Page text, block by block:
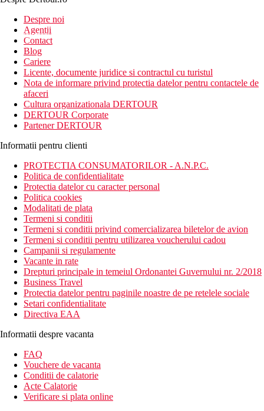
newsletter!
Despre noi
Agentii
Contact
Blog
Cariere
Licente, documente juridice si contractul cu turistul
Nota de informare privind protectia datelor pentru contactele de
afaceri
Cultura organizationala DERTOUR
DERTOUR Corporate
Partener DERTOUR
Informatii pentru clienti
PROTECTIA CONSUMATORILOR - A.N.P.C.
Politica de confidentialitate
Protectia datelor cu caracter personal
Politica cookies
Modalitati de plata
Termeni si conditii
Termeni si conditii privind comercializarea biletelor de avion
Termeni si conditii pentru utilizarea voucherului cadou
Campanii si regulamente
Vacante in rate
Drepturi principale in temeiul Ordonantei Guvernului nr. 2/2018
Business Travel
Protectia datelor pentru paginile noastre de pe retelele sociale
Setari confidentialitate
Directiva EAA
Informatii despre vacanta
FAQ
Vouchere de vacanta
Conditii de calatorie
Acte Calatorie
Verificare si plata online